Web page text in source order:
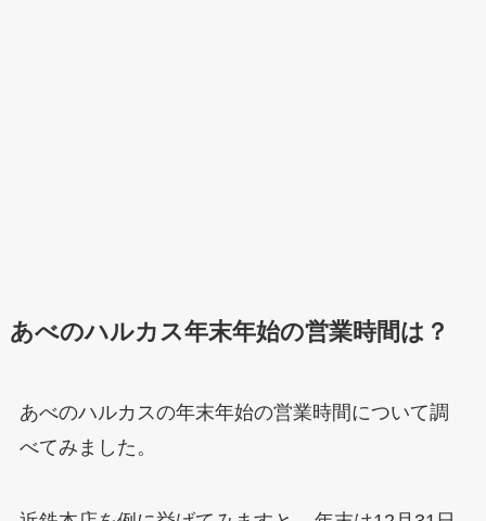
あべのハルカス年末年始の営業時間は？
あべのハルカスの年末年始の営業時間について調
べてみました。